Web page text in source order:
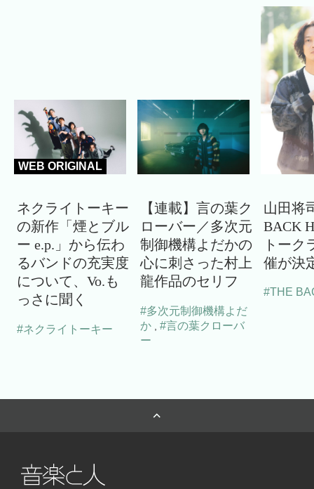
WEB ORIGINAL
ネクライトーキー
の新作「煙とブル
ー e.p.」から伝わ
るバンドの充実度
について、Vo.も
っさに聞く
#ネクライトーキー
【連載】言の葉ク
ローバー／多次元
制御機構よだかの
心に刺さった村上
龍作品のセリフ
#多次元制御機構よだ
か , #言の葉クローバ
ー
山田将
BACK
トーク
催が決
#THE